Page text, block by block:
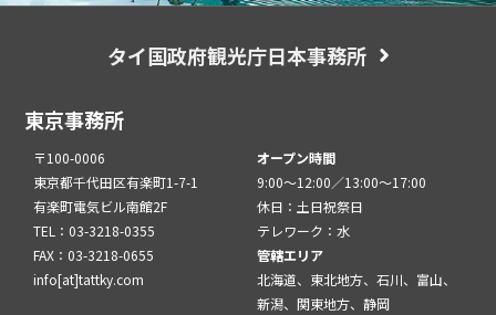
タイ国政府観光庁日本事務所
東京事務所
〒100-0006
東京都千代田区有楽町1-7-1
有楽町電気ビル南館2F
TEL：03-3218-0355
FAX：03-3218-0655
info[at]tattky.com
オープン時間
9:00～12:00／13:00～17:00
休日：土日祝祭日
テレワーク：水
管轄エリア
北海道、東北地方、石川、富山、
新潟、関東地方、静岡